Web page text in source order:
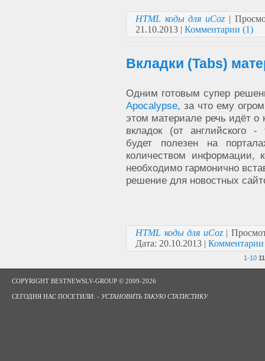
HTML коды для uCoz |
21.10.2013 | Комментарии (1)
Вкладки (Tabs)
Одним готовым супер
Apocalypse, за что ему
этом материале речь идёт о
вкладок (от английского -
будет полезен на
количеством информации,
необходимо гармонично
решение для новостных
HTML коды для uCoz|
Дата: 20.10.2013 |
1-10
COPYRIGHT BESTNEWSLV-GROUP © 2009-2026
СЕГОДНЯ НАС ПОСЕТИЛИ: - УСТАНОВИТЬ ТАКУЮ СТАТИСТИКУ